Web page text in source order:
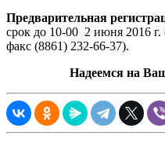
Предварительная
срок до 10-00 2 июня 2016 г.
факс (8861) 232-66-37).
Надеемся на